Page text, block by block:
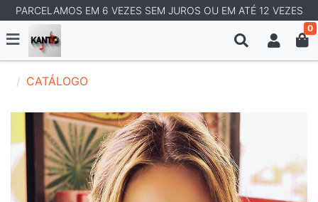
PARCELAMOS EM 6 VEZES SEM JUROS OU EM ATÉ 12 VEZES
0
CATÁLOGO